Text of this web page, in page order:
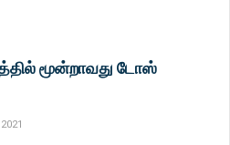
மூன்றாவது டோஸ்